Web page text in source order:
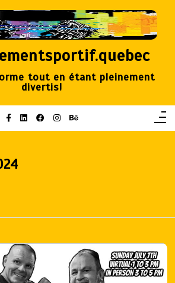
tout en étant pleinement
divertis!